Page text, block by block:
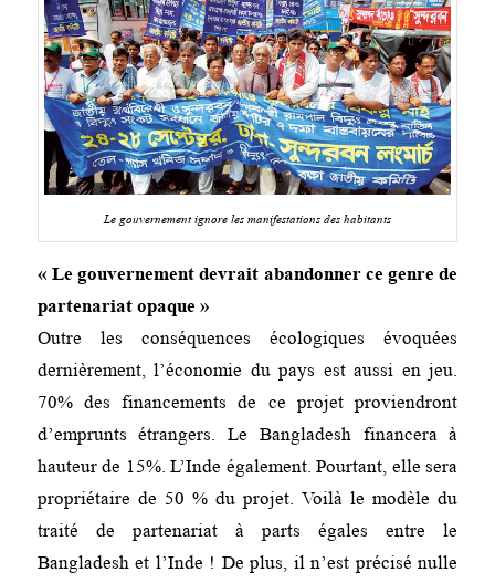
Le gouvernement ignore les manifestations des habitants
« Le gouvernement devrait abandonner ce genre de
partenariat opaque »
Outre les conséquences écologiques évoquées
dernièrement, l’économie du pays est aussi en jeu.
70% des financements de ce projet proviendront
d’emprunts étrangers. Le Bangladesh financera à
hauteur de 15%. L’Inde également. Pourtant, elle sera
propriétaire de 50 % du projet. Voilà le modèle du
traité de partenariat à parts égales entre le
Bangladesh et l’Inde ! De plus, il n’est précisé nulle